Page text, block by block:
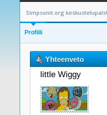
Simpsonit.org
Profiili
Yhteenveto
little Wiggy